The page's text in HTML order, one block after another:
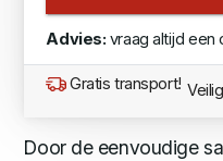
Advies: vraag altijd een
Gratis transport!
Door de eenvoudige